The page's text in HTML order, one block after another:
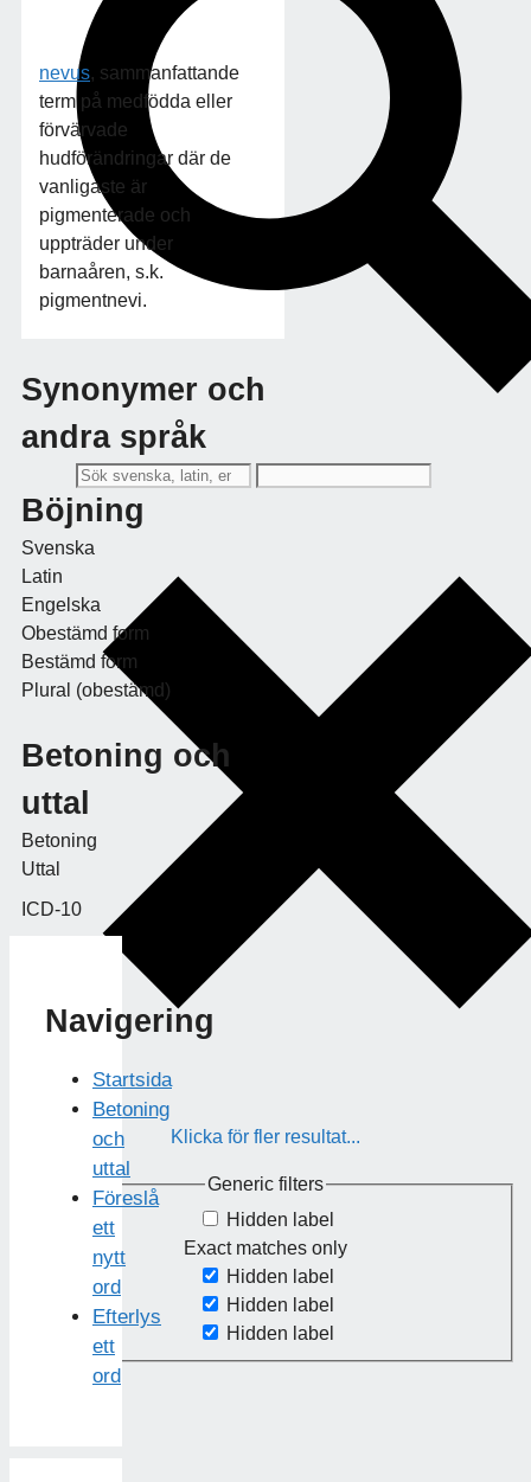
Klicka för fler resultat...
Generic filters
Hidden label
Exact matches only
Hidden label
Hidden label
Hidden label
nevus, sammanfattande
term på medfödda eller
förvärvade
hudförändringar där de
vanligaste är
pigmenterade och
uppträder under
barnaåren, s.k.
pigmentnevi.
Synonymer och
andra språk
Böjning
Svenska
Latin
Engelska
Obestämd form
Bestämd form
Plural (obestämd)
Betoning och
uttal
Betoning
Uttal
ICD-10
Navigering
Startsida
Betoning
och
uttal
Föreslå
ett
nytt
ord
Efterlys
ett
ord